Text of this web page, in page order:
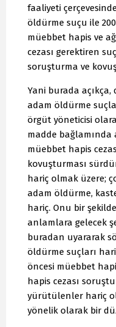
faaliyeti
öldürme suçu ile
müebbet hapis ve
cezası gerektiren
soruşturma ve
Yani burada açıkça,
adam öldürme
örgüt yöneticisi olarak
madde bağlamında
müebbet hapis
kovuşturması
hariç olmak üzere;
adam öldürme,
hariç. Onu bir
anlamlara gelecek
buradan uyararak
öldürme suçları
öncesi müebbet
hapis cezası
yürütülenler hariç
yönelik olarak bir